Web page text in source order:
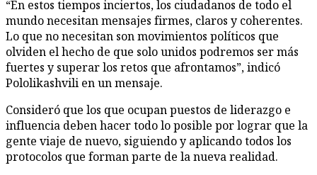
“En estos tiempos inciertos, los ciudadanos de todo el
mundo necesitan mensajes firmes, claros y coherentes.
Lo que no necesitan son movimientos políticos que
olviden el hecho de que solo unidos podremos ser más
fuertes y superar los retos que afrontamos”, indicó
Pololikashvili en un mensaje.
Consideró que los que ocupan puestos de liderazgo e
influencia deben hacer todo lo posible por lograr que la
gente viaje de nuevo, siguiendo y aplicando todos los
protocolos que forman parte de la nueva realidad.